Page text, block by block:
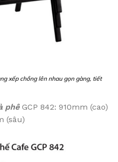
xếp chồng lên nhau gọn gàng, tiết
phê GCP 842: 910mm (cao)
(sâu)